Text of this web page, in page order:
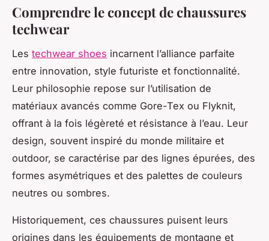
Comprendre le concept de chaussures
techwear
Les techwear shoes incarnent l’alliance parfaite
entre innovation, style futuriste et fonctionnalité.
Leur philosophie repose sur l’utilisation de
matériaux avancés comme Gore-Tex ou Flyknit,
offrant à la fois légèreté et résistance à l’eau. Leur
design, souvent inspiré du monde militaire et
outdoor, se caractérise par des lignes épurées, des
formes asymétriques et des palettes de couleurs
neutres ou sombres.
Historiquement, ces chaussures puisent leurs
origines dans les équipements de montagne et